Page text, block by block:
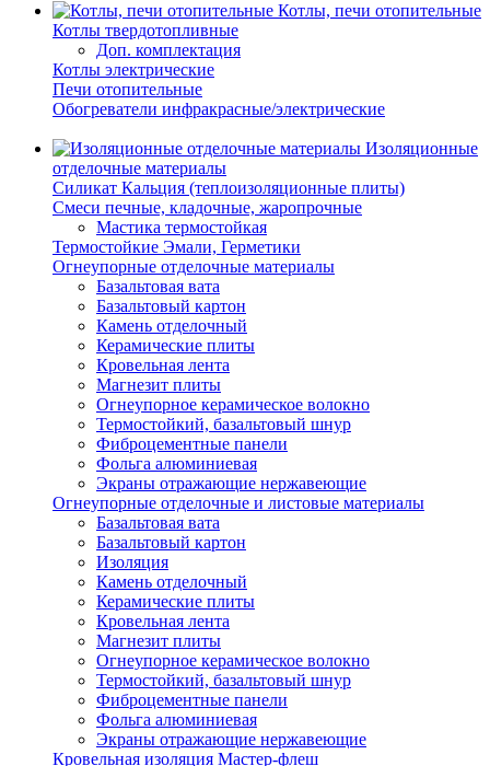
Котлы, печи отопительные
Котлы твердотопливные
Доп. комплектация
Котлы электрические
Печи отопительные
Обогреватели инфракрасные/электрические
Изоляционные
отделочные материалы
Силикат Кальция (теплоизоляционные плиты)
Смеси печные, кладочные, жаропрочные
Мастика термостойкая
Термостойкие Эмали, Герметики
Огнеупорные отделочные материалы
Базальтовая вата
Базальтовый картон
Камень отделочный
Керамические плиты
Кровельная лента
Магнезит плиты
Огнеупорное керамическое волокно
Термостойкий, базальтовый шнур
Фиброцементные панели
Фольга алюминиевая
Экраны отражающие нержавеющие
Огнеупорные отделочные и листовые материалы
Базальтовая вата
Базальтовый картон
Изоляция
Камень отделочный
Керамические плиты
Кровельная лента
Магнезит плиты
Огнеупорное керамическое волокно
Термостойкий, базальтовый шнур
Фиброцементные панели
Фольга алюминиевая
Экраны отражающие нержавеющие
Кровельная изоляция Мастер-флеш